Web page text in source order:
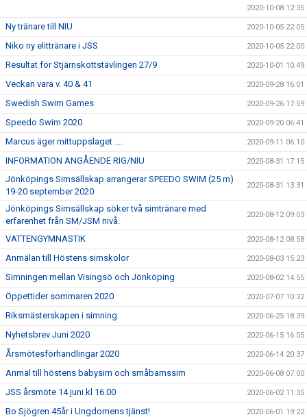
2020-10-08 12:35
Ny tränare till NIU 2020-10-05 22:05
Niko ny elittränare i JSS 2020-10-05 22:00
Resultat för Stjärnskottstävlingen 27/9 2020-10-01 10:49
Veckan vara v. 40 & 41 2020-09-28 16:01
Swedish Swim Games 2020-09-26 17:59
Speedo Swim 2020 2020-09-20 06:41
Marcus äger mittuppslaget .... 2020-09-11 06:10
INFORMATION ANGÅENDE RIG/NIU 2020-08-31 17:15
Jönköpings Simsällskap arrangerar SPEEDO SWIM (25 m)
19-20 september 2020
2020-08-31 13:31
Jönköpings Simsällskap söker två simtränare med
erfarenhet från SM/JSM nivå.
2020-08-12 09:03
VATTENGYMNASTIK 2020-08-12 08:58
Anmälan till Höstens simskolor 2020-08-03 15:23
Simningen mellan Visingsö och Jönköping 2020-08-02 14:55
Öppettider sommaren 2020 2020-07-07 10:32
Riksmästerskapen i simning 2020-06-25 18:39
Nyhetsbrev Juni 2020 2020-06-15 16:05
Årsmötesförhandlingar 2020 2020-06-14 20:37
Anmäl till höstens babysim och småbarnssim 2020-06-08 07:00
JSS årsmöte 14 juni kl 16.00 2020-06-02 11:35
Bo Sjögren 45år i Ungdomens tjänst! 2020-06-01 19:22